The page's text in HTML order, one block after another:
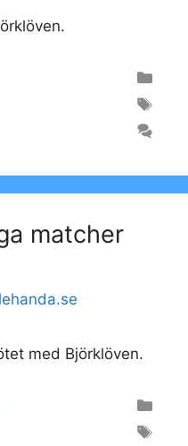
matcher
med Björklöven.